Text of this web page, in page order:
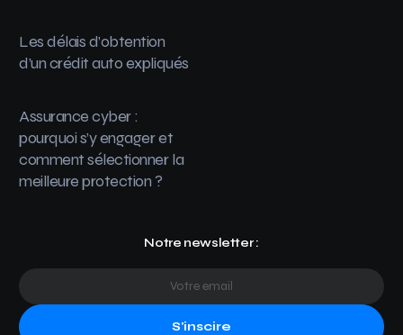
Les délais d’obtention
d’un crédit auto expliqués
Assurance cyber :
pourquoi s’y engager et
comment sélectionner la
meilleure protection ?
Notre newsletter :
S'inscire